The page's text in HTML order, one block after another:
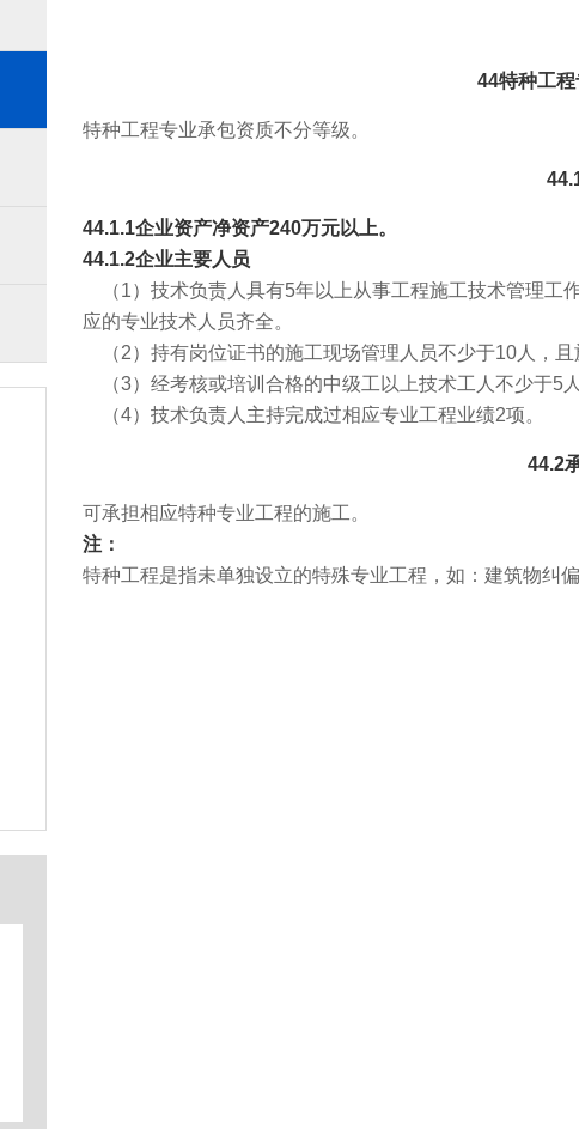
44特种工
特种工程专业承包资质不分等级。
44.1.1企业资产净资产240万元以上。
44.1.2企业主要人员
（1）技术负责人具有5年以上从事工程施工技术管理工
应的专业技术人员齐全。
（2）持有岗位证书的施工现场管理人员不少于10人，
（3）经考核或培训合格的中级工以上技术工人不少于5人
（4）技术负责人主持完成过相应专业工程业绩2项。
44.2
可承担相应特种专业工程的施工。
注：
特种工程是指未单独设立的特殊专业工程，如：建筑物纠